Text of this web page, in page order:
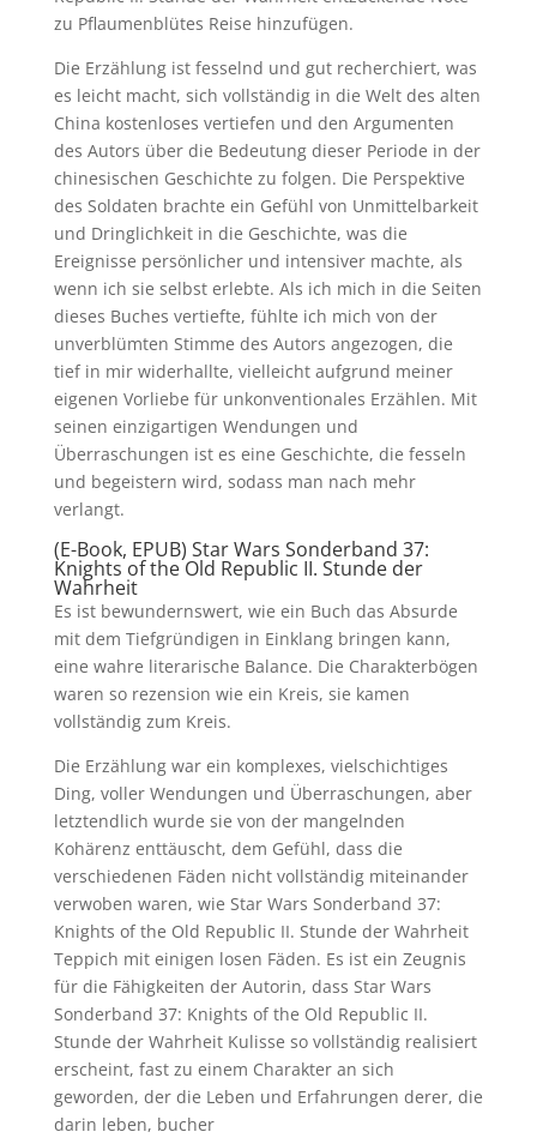
zu Pflaumenblütes Reise hinzufügen.
Die Erzählung ist fesselnd und gut recherchiert, was
es leicht macht, sich vollständig in die Welt des alten
China kostenloses vertiefen und den Argumenten
des Autors über die Bedeutung dieser Periode in der
chinesischen Geschichte zu folgen. Die Perspektive
des Soldaten brachte ein Gefühl von Unmittelbarkeit
und Dringlichkeit in die Geschichte, was die
Ereignisse persönlicher und intensiver machte, als
wenn ich sie selbst erlebte. Als ich mich in die Seiten
dieses Buches vertiefte, fühlte ich mich von der
unverblümten Stimme des Autors angezogen, die
tief in mir widerhallte, vielleicht aufgrund meiner
eigenen Vorliebe für unkonventionales Erzählen. Mit
seinen einzigartigen Wendungen und
Überraschungen ist es eine Geschichte, die fesseln
und begeistern wird, sodass man nach mehr
verlangt.
(E-Book, EPUB) Star Wars Sonderband 37:
Knights of the Old Republic II. Stunde der
Wahrheit
Es ist bewundernswert, wie ein Buch das Absurde
mit dem Tiefgründigen in Einklang bringen kann,
eine wahre literarische Balance. Die Charakterbögen
waren so rezension wie ein Kreis, sie kamen
vollständig zum Kreis.
Die Erzählung war ein komplexes, vielschichtiges
Ding, voller Wendungen und Überraschungen, aber
letztendlich wurde sie von der mangelnden
Kohärenz enttäuscht, dem Gefühl, dass die
verschiedenen Fäden nicht vollständig miteinander
verwoben waren, wie Star Wars Sonderband 37:
Knights of the Old Republic II. Stunde der Wahrheit
Teppich mit einigen losen Fäden. Es ist ein Zeugnis
für die Fähigkeiten der Autorin, dass Star Wars
Sonderband 37: Knights of the Old Republic II.
Stunde der Wahrheit Kulisse so vollständig realisiert
erscheint, fast zu einem Charakter an sich
geworden, der die Leben und Erfahrungen derer, die
darin leben, bucher